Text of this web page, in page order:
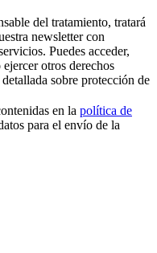
del tratamiento, tratará
newsletter con
Puedes acceder,
otros derechos
sobre protección de
en la política de
para el envío de la